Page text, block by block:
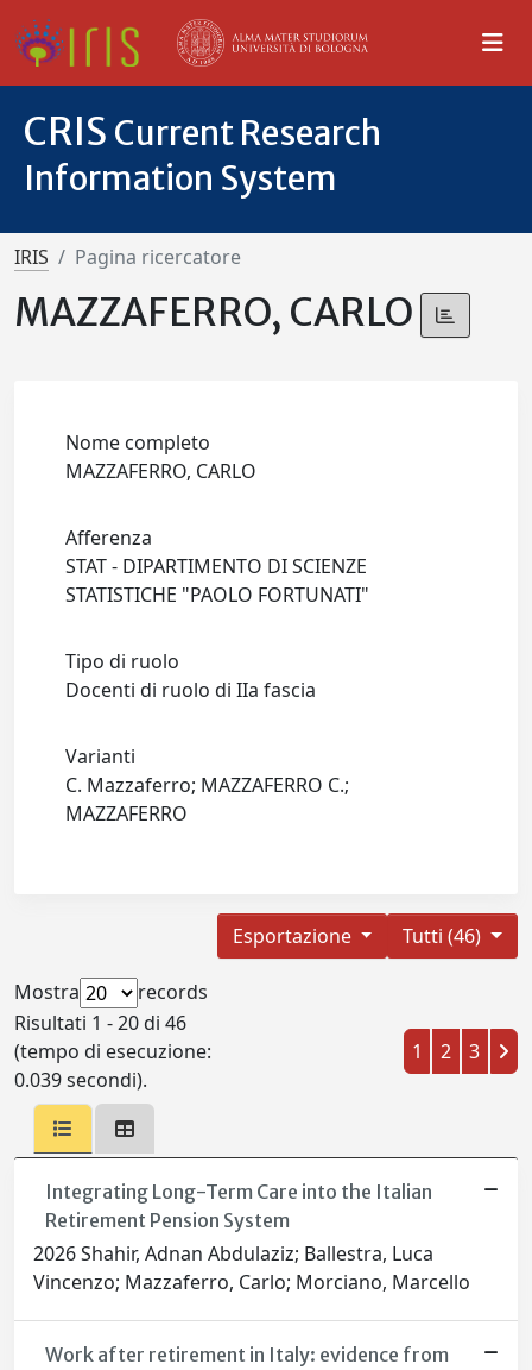
CRIS Current Research
Information System
IRIS Pagina ricercatore
MAZZAFERRO, CARLO
Nome completo
MAZZAFERRO, CARLO
Afferenza
STAT - DIPARTIMENTO DI SCIENZE
STATISTICHE "PAOLO FORTUNATI"
Tipo di ruolo
Docenti di ruolo di IIa fascia
Varianti
C. Mazzaferro; MAZZAFERRO C.;
MAZZAFERRO
Tutti (46)
Esportazione
Mostra
records
Risultati 1 - 20 di 46
(tempo di esecuzione:
0.039 secondi).
1 2 3
Integrating Long-Term Care into the Italian
Retirement Pension System
2026 Shahir, Adnan Abdulaziz; Ballestra, Luca
Vincenzo; Mazzaferro, Carlo; Morciano, Marcello
Work after retirement in Italy: evidence from